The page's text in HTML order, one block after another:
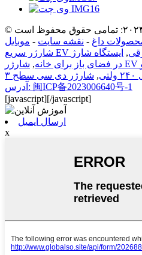
داغ - نقشه سایت -
, ایستگاه شارژ
در فضای باز برای خانه,
, شارژر دی سی سطح ۳
آدرس: 闽ICP备2023006640号-1
[javascript][/javascript]
ارسال ایمیل
x